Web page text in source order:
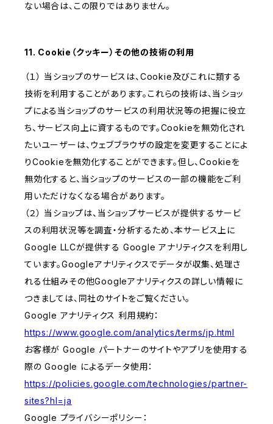
ない場合は、この限りではありません。
11. Cookie（クッキー）その他の技術の利用
（１） 当ショップのサービスは、Cookie及びこれに類する
技術を利用することがあります。これらの技術は、当ショッ
プによる当ショップのサービスの利用状況等の把握に役立
ち、サービス向上に資するものです。Cookieを無効化され
たいユーザーは、ウェブブラウザの設定を変更することによ
りCookieを無効化することができます。但し、Cookieを
無効化すると、当ショップのサービスの一部の機能をご利
用いただけなくなる場合があります。
（２） 当ショップは、当ショップサービスが提供するサービ
スの利用状況等を調査・分析するため、本サービス上に
Google LLCが提供する Google アナリティクスを利用し
ています。Googleアナリティクスでデータが収集、処理さ
れる仕組みその他Googleアナリティクスの詳しい情報に
つきましては、同社のサイトをご覧ください。
Google アナリティクス 利用規約：
https://www.google.com/analytics/terms/jp.html
お客様が Google パートナーのサイトやアプリを使用する
際の Google によるデータ使用：
https://policies.google.com/technologies/partner-
sites?hl=ja
Google プライバシーポリシー：